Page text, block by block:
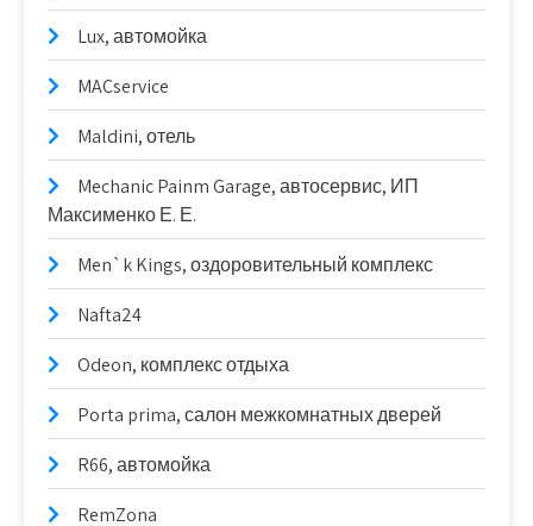
Lux, автомойка
MACservice
Maldini, отель
Mechanic Painm Garage, автосервис, ИП
Максименко Е. Е.
Men`k Kings, оздоровительный комплекс
Nafta24
Odeon, комплекс отдыха
Porta prima, салон межкомнатных дверей
R66, автомойка
RemZona